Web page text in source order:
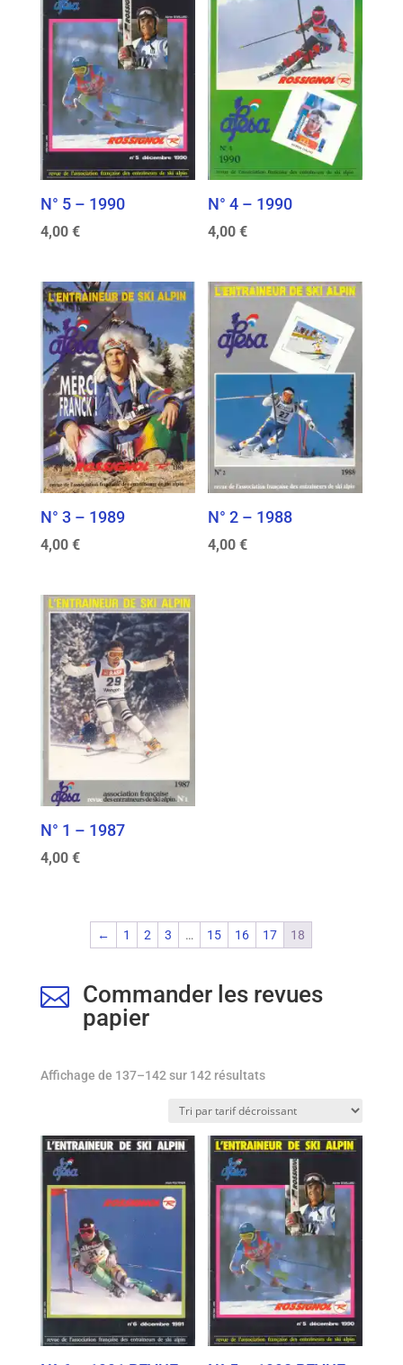
N° 5 – 1990
4,00 €
N° 4 – 1990
4,00€
N° 3 – 1989
4,00 €
N° 2 – 1988
4,00€
N° 1 – 1987
4,00 €
← 1 2 3 … 15 16 17 18
 Commander les revues
papier
Affichage de 137–142 sur 142 résultatsTrié
prix
décroissant